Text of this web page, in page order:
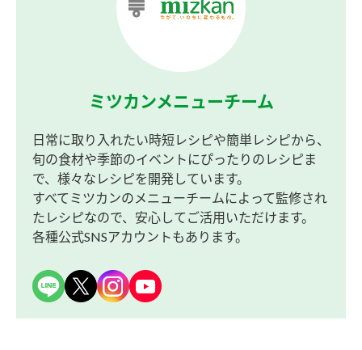
ミツカンメニューチーム
日常に取り入れたい時短レシピや簡単レシピから、
旬の食材や季節のイベントにぴったりのレシピま
で、様々なレシピを開発しています。
すべてミツカンのメニューチームによって監修され
たレシピなので、安心してご活用いただけます。
各種公式SNSアカウントもあります。